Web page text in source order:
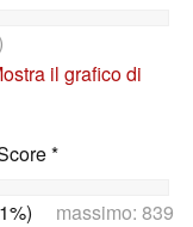
il grafico di
*
massimo: 839